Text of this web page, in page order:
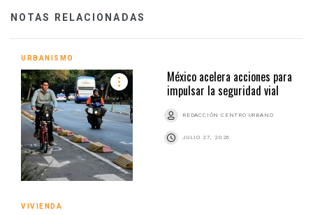
NOTAS RELACIONADAS
URBANISMO
México acelera acciones para
impulsar la seguridad vial
REDACCIÓN CENTRO URBANO
JULIO 27, 2026
VIVIENDA